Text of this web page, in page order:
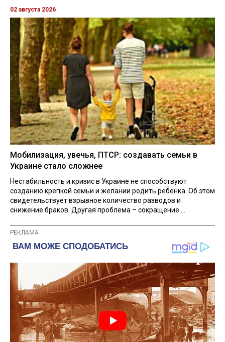
02 августа 2026
Мобилизация, увечья, ПТСР: создавать семьи в
Украине стало сложнее
Нестабильность и кризис в Украине не способствуют
созданию крепкой семьи и желании родить ребенка. Об этом
свидетельствует взрывное количество разводов и
снижение браков. Другая проблема – сокращение ...